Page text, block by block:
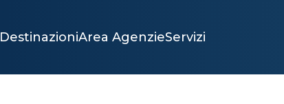
DestinazioniArea AgenzieServizi